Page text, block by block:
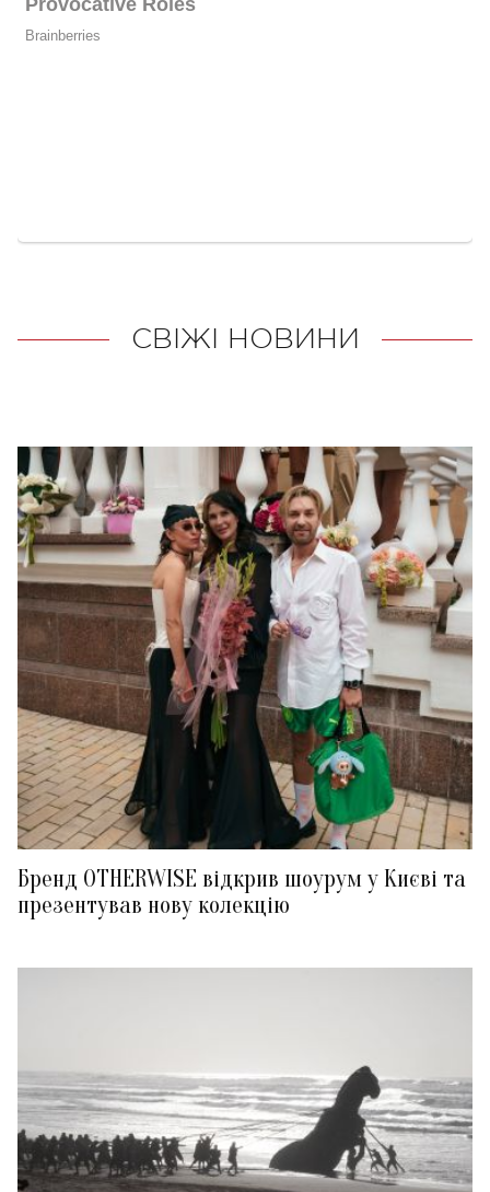
СВІЖІ НОВИНИ
Бренд OTHERWISE відкрив шоурум у Києві та
презентував нову колекцію